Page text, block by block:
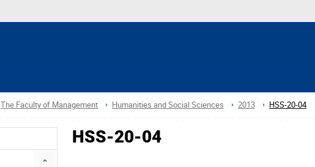
The Faculty of Management Humanities and Social Sciences 2013 HSS-20-04
HSS-20-04